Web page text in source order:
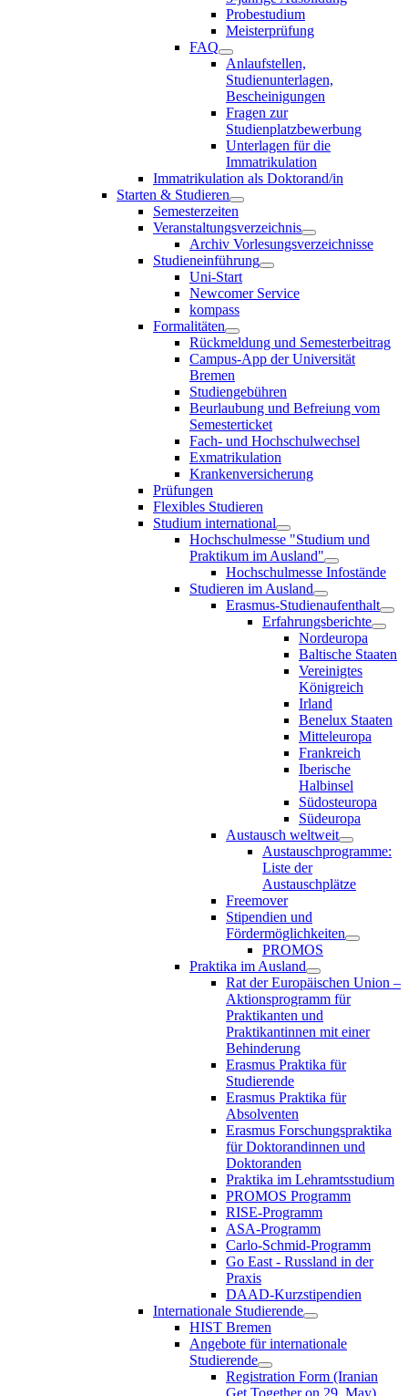
Probestudium
Meisterprüfung
FAQ
Anlaufstellen,
Studienunterlagen,
Bescheinigungen
Fragen zur
Studienplatzbewerbung
Unterlagen für die
Immatrikulation
Immatrikulation als Doktorand/in
Starten & Studieren
Semesterzeiten
Veranstaltungsverzeichnis
Archiv Vorlesungsverzeichnisse
Studieneinführung
Uni-Start
Newcomer Service
kompass
Formalitäten
Rückmeldung und Semesterbeitrag
Campus-App der Universität
Bremen
Studiengebühren
Beurlaubung und Befreiung vom
Semesterticket
Fach- und Hochschulwechsel
Exmatrikulation
Krankenversicherung
Prüfungen
Flexibles Studieren
Studium international
Hochschulmesse "Studium und
Praktikum im Ausland"
Hochschulmesse Infostände
Studieren im Ausland
Erasmus-Studienaufenthalt
Erfahrungsberichte
Nordeuropa
Baltische Staaten
Vereinigtes
Königreich
Irland
Benelux Staaten
Mitteleuropa
Frankreich
Iberische
Halbinsel
Südosteuropa
Südeuropa
Austausch weltweit
Austauschprogramme:
Liste der
Austauschplätze
Freemover
Stipendien und
Fördermöglichkeiten
PROMOS
Praktika im Ausland
Rat der Europäischen Union –
Aktionsprogramm für
Praktikanten und
Praktikantinnen mit einer
Behinderung
Erasmus Praktika für
Studierende
Erasmus Praktika für
Absolventen
Erasmus Forschungspraktika
für Doktorandinnen und
Doktoranden
Praktika im Lehramtsstudium
PROMOS Programm
RISE-Programm
ASA-Programm
Carlo-Schmid-Programm
Go East - Russland in der
Praxis
DAAD-Kurzstipendien
Internationale Studierende
HIST Bremen
Angebote für internationale
Studierende
Registration Form (Iranian
Get Together on 29. May)